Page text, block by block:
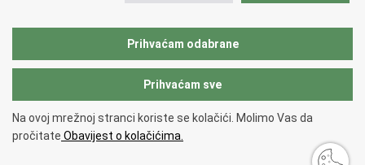
Vučetić"
Copyright © 2026 Policijska uprava primorsko-goranska.
korištenja.Izjava o pristupačnosti.
Prihvaćam odabrane
Prihvaćam sve
Na ovoj mrežnoj stranci koriste se kolačići. Molimo Vas da
pročitate Obavijest o kolačićima.